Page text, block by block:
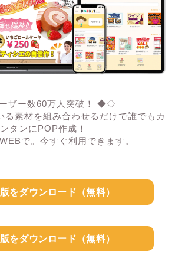
ザー数60万人突破！ ◆◇
る素材を組み合わせるだけで誰でもカ
ンタンにPOP作成！
で。今すぐ利用できます。
をダウンロード（無料）
をダウンロード（無料）